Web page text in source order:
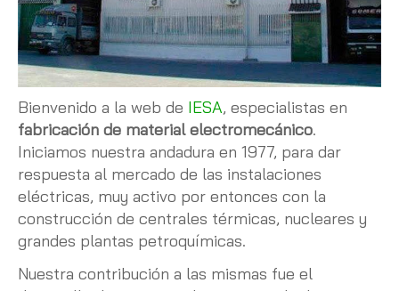
Bienvenido a la web de IESA, especialistas en
fabricación de material electromecánico.
Iniciamos nuestra andadura en 1977, para dar
respuesta al mercado de las instalaciones
eléctricas, muy activo por entonces con la
construcción de centrales térmicas, nucleares y
grandes plantas petroquímicas.
Nuestra contribución a las mismas fue el